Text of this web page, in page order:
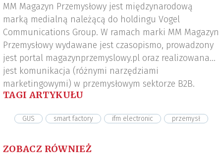
MM Magazyn Przemysłowy jest międzynarodową
marką medialną należącą do holdingu Vogel
Communications Group. W ramach marki MM Magazyn
Przemysłowy wydawane jest czasopismo, prowadzony
jest portal magazynprzemyslowy.pl oraz realizowana
jest komunikacja (różnymi narzędziami
marketingowymi) w przemysłowym sektorze B2B.
TAGI ARTYKUŁU
GUS smart factory ifm electronic przemysł
ZOBACZ RÓWNIEŻ